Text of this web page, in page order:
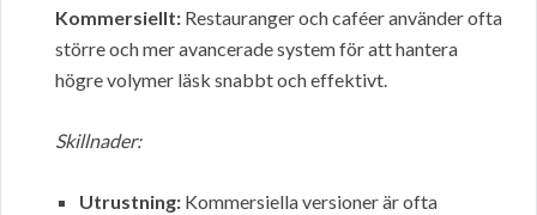
Kommersiellt: Restauranger och caféer använder ofta
större och mer avancerade system för att hantera
högre volymer läsk snabbt och effektivt.
Skillnader:
Utrustning: Kommersiella versioner är ofta